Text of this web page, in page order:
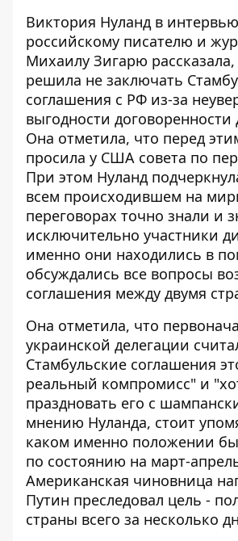
Виктория Нуланд в интервью
российскому писателю и
Михаилу Зигарю
решила не заключать
соглашения с РФ из-за
выгодности договоренности
Она отметила, что перед
просила у США совета по
При этом Нуланд
всем происходившем на
переговорах точно знали и
исключительно участники
именно они находились в
обсуждались все вопросы
соглашения между двумя
Она отметила, что
украинской делегации
Стамбульские соглашения
реальный компромисс" и
праздновать его с
мнению Нуланда, стоит
каком именно положении
по состоянию на март-
Американская чиновница
Путин преследовал цель -
страны всего за несколько